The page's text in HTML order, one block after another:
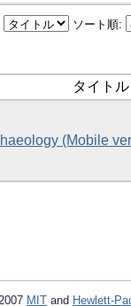
ソート順:
タイトル
(Mobile
MIT and Hewlett-